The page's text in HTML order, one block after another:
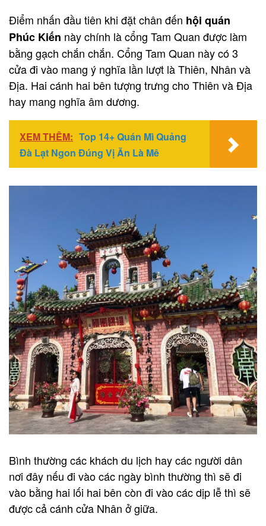
Điểm nhấn đầu tiên khi đặt chân đến hội quán
Phúc Kiến này chính là cổng Tam Quan được làm
bằng gạch chắn chắn. Cổng Tam Quan này có 3
cửa đi vào mang ý nghĩa lần lượt là Thiên, Nhân và
Địa. Hai cánh hai bên tượng trưng cho Thiên và Địa
hay mang nghĩa âm dương.
XEM THÊM: Top 14+ Quán Mì Quảng
Đà Lạt Ngon Đúng Vị Ăn Là Mê
Bình thường các khách du lịch hay các người dân
nơi đây nếu đi vào các ngày bình thường thì sẽ đi
vào bằng hai lối hai bên còn đi vào các dịp lễ thì sẽ
được cả cánh cửa Nhân ở giữa.